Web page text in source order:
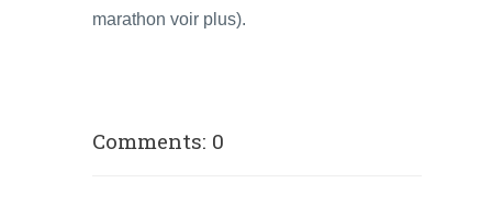
marathon voir plus).
Comments: 0